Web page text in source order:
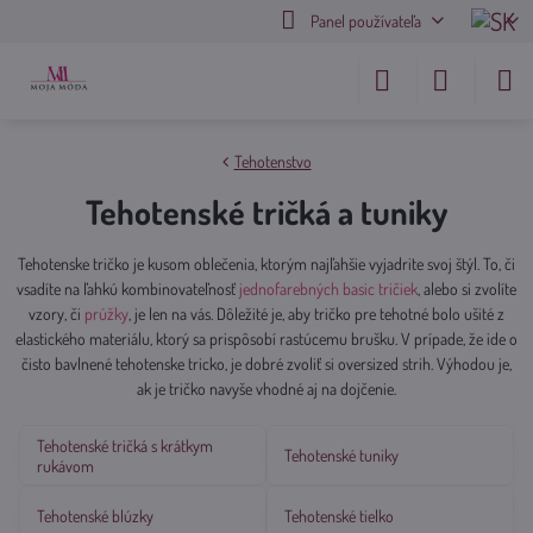
Panel používateľa
Tehotenstvo
Tehotenské tričká a tuniky
Tehotenske tričko je kusom oblečenia, ktorým najľahšie vyjadrite svoj štýl. To, či
vsadíte na ľahkú kombinovateľnosť jednofarebných basic tričiek , alebo si zvolíte
vzory, či prúžky , je len na vás. Dôležité je, aby tričko pre tehotné bolo ušité z
elastického materiálu, ktorý sa prispôsobí rastúcemu brušku. V prípade, že ide o
čisto bavlnené tehotenske tricko, je dobré zvoliť si oversized strih. Výhodou je,
ak je tričko navyše vhodné aj na dojčenie.
Tehotenské tričká s krátkym
rukávom
Tehotenské tuniky
Tehotenské blúzky Tehotenské tielko